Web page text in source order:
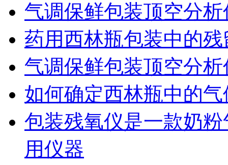
气调保鲜包装顶空分
药用西林瓶包装中的
气调保鲜包装顶空分
如何确定西林瓶中的
包装残氧仪是一款奶
用仪器